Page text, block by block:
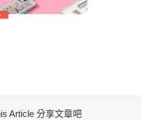
Article 分享文章吧